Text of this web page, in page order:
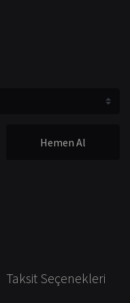
Hemen Al
Taksit Seçenekleri